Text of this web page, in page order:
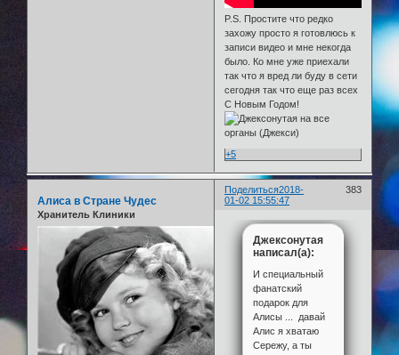
P.S. Простите что редко
захожу просто я готовлюсь к
записи видео и мне некогда
было. Ко мне уже приехали
так что я вред ли буду в сети
сегодня так что еще раз всех
С Новым Годом!
+5
Поделиться 383
2018-
01-02 15:55:47
Алиса в Стране Чудес
Хранитель Клиники
Джексонутая
написал(а):
И специальный
фанатский
подарок для
Алисы ... давай
Алис я хватаю
Сережу, а ты